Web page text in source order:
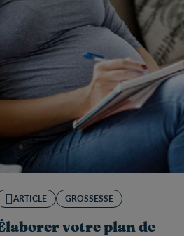
ARTICLE GROSSESSE
votre plan de